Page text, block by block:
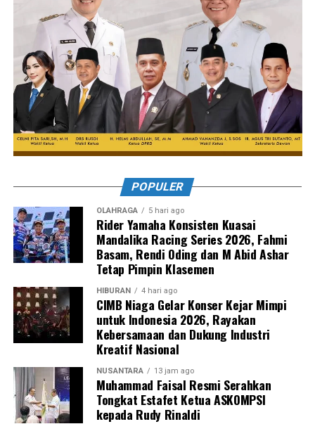
POPULER
OLAHRAGA 5 hari ago
Rider Yamaha Konsisten Kuasai
Mandalika Racing Series 2026, Fahmi
Basam, Rendi Oding dan M Abid Ashar
Tetap Pimpin Klasemen
HIBURAN 4 hari ago
CIMB Niaga Gelar Konser Kejar Mimpi
untuk Indonesia 2026, Rayakan
Kebersamaan dan Dukung Industri
Kreatif Nasional
NUSANTARA 13 jam ago
Muhammad Faisal Resmi Serahkan
Tongkat Estafet Ketua ASKOMPSI
kepada Rudy Rinaldi